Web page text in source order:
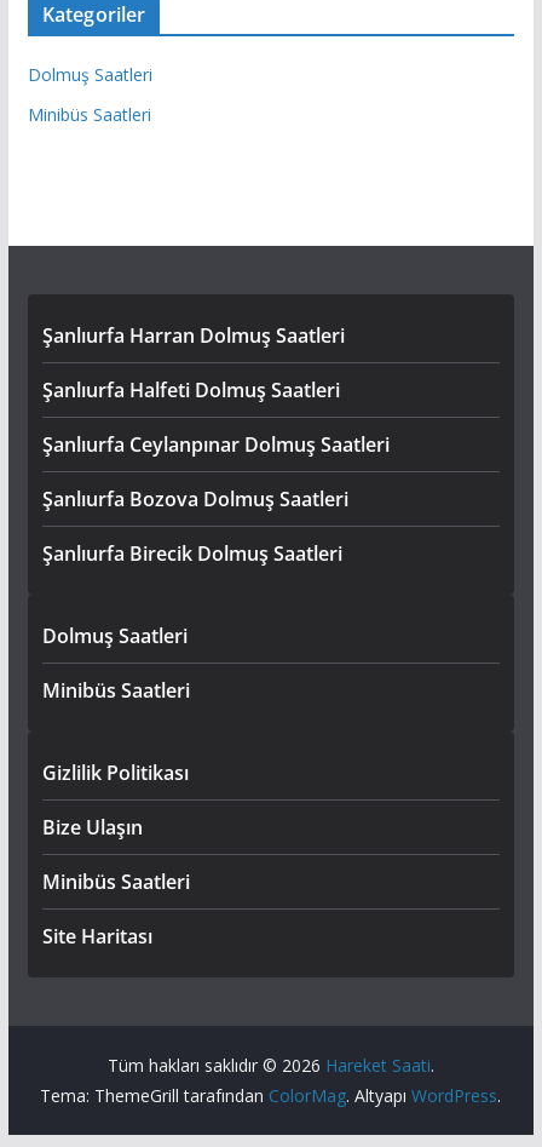
Kategoriler
Dolmuş Saatleri
Minibüs Saatleri
Şanlıurfa Harran Dolmuş Saatleri
Şanlıurfa Halfeti Dolmuş Saatleri
Şanlıurfa Ceylanpınar Dolmuş Saatleri
Şanlıurfa Bozova Dolmuş Saatleri
Şanlıurfa Birecik Dolmuş Saatleri
Dolmuş Saatleri
Minibüs Saatleri
Gizlilik Politikası
Bize Ulaşın
Minibüs Saatleri
Site Haritası
Tüm hakları saklıdır © 2026 Hareket Saati.
Tema: ThemeGrill tarafından ColorMag. AltyapıWordPress.